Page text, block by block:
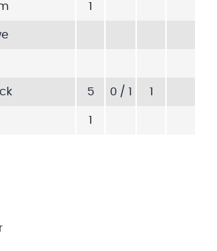
1
5 0 / 1 1
1